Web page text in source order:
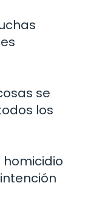
se
los
homicidio